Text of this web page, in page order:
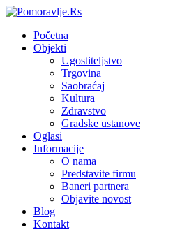
Početna
Objekti
Ugostiteljstvo
Trgovina
Saobraćaj
Kultura
Zdravstvo
Gradske ustanove
Oglasi
Informacije
O nama
Predstavite firmu
Baneri partnera
Objavite novost
Blog
Kontakt